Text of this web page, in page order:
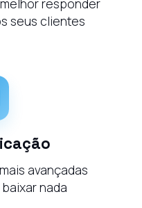
responder
seus clientes
avançadas
nada